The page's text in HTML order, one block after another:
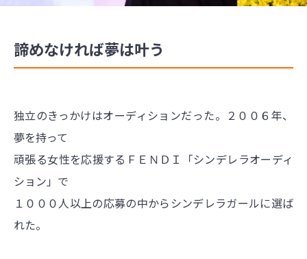
諦めなければ夢は叶う
独立のきっかけはオーディションだった。２００６年、
夢を持って
頑張る女性を応援するＦＥＮＤＩ「シンデレラオーディ
ション」で
１０００人以上の応募の中からシンデレラガールに選ば
れた。